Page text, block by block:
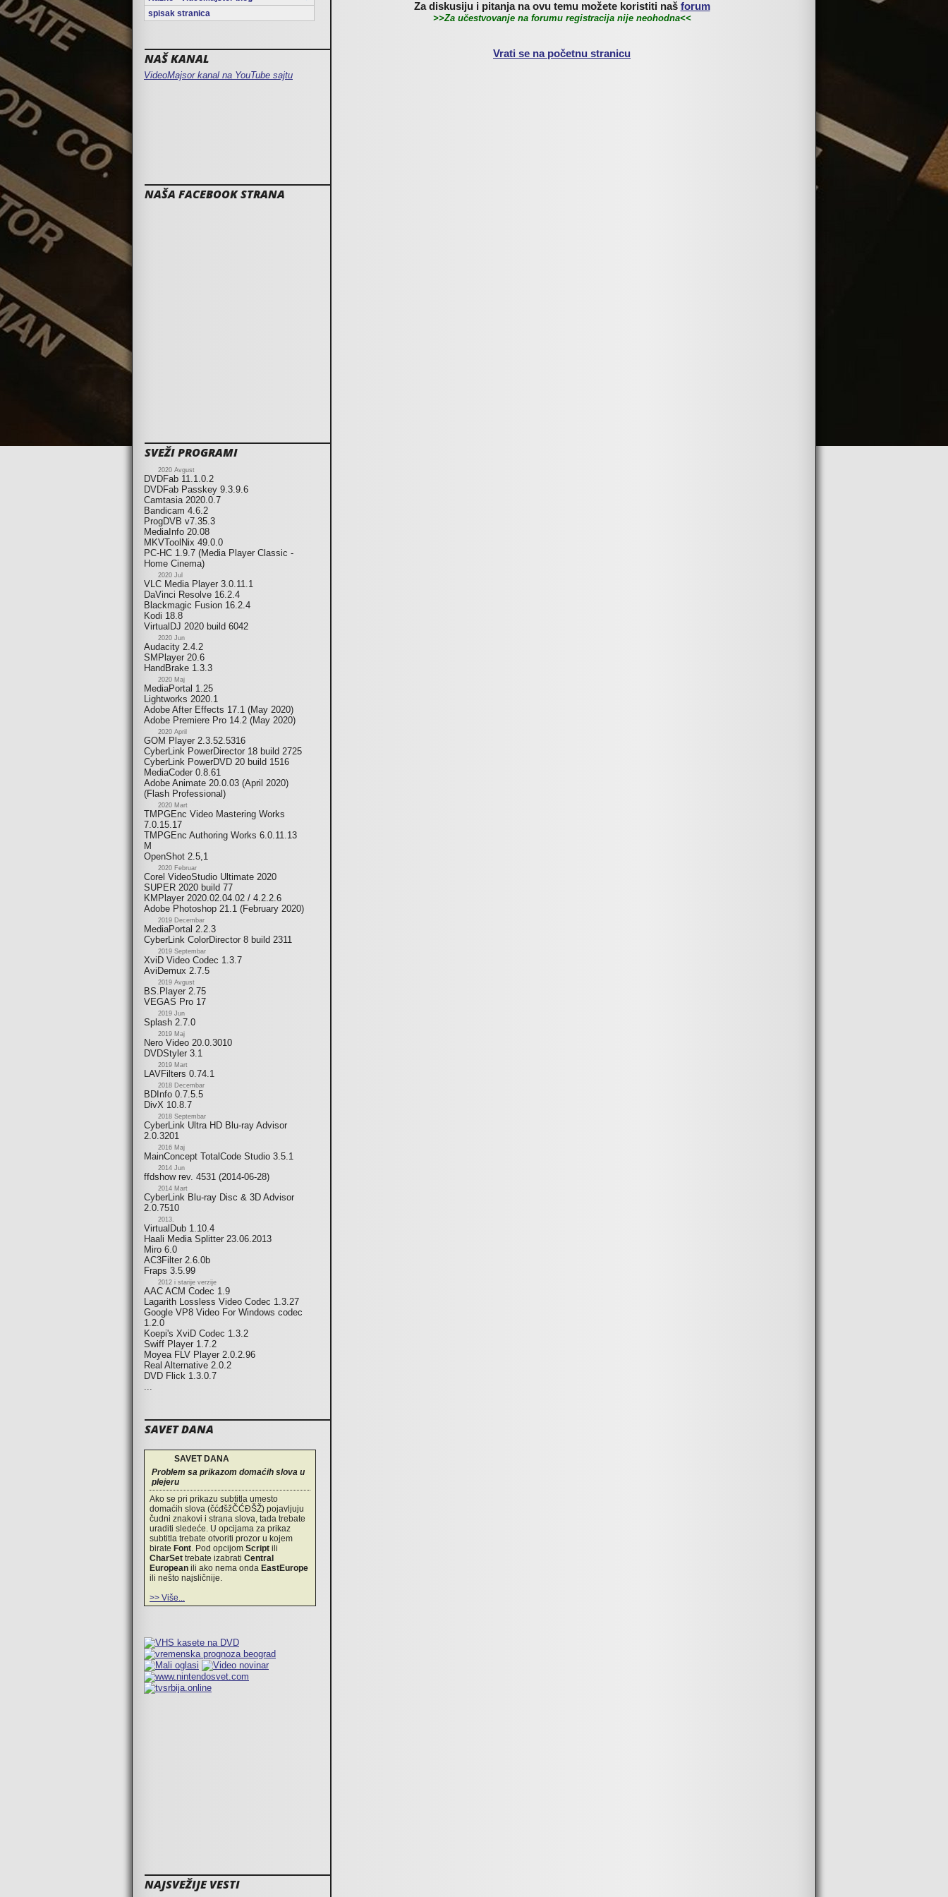
spisak stranica
NAŠ KANAL
VideoMajsor kanal na YouTube sajtu
NAŠA FACEBOOK STRANA
SVEŽI PROGRAMI
2020 Avgust
DVDFab 11.1.0.2
DVDFab Passkey 9.3.9.6
Camtasia 2020.0.7
Bandicam 4.6.2
ProgDVB v7.35.3
MediaInfo 20.08
MKVToolNix 49.0.0
PC-HC 1.9.7 (Media Player Classic -
Home Cinema)
2020 Jul
VLC Media Player 3.0.11.1
DaVinci Resolve 16.2.4
Blackmagic Fusion 16.2.4
Kodi 18.8
VirtualDJ 2020 build 6042
2020 Jun
Audacity 2.4.2
SMPlayer 20.6
HandBrake 1.3.3
2020 Maj
MediaPortal 1.25
Lightworks 2020.1
Adobe After Effects 17.1 (May 2020)
Adobe Premiere Pro 14.2 (May 2020)
2020 April
GOM Player 2.3.52.5316
CyberLink PowerDirector 18 build 2725
CyberLink PowerDVD 20 build 1516
MediaCoder 0.8.61
Adobe Animate 20.0.03 (April 2020)
(Flash Professional)
2020 Mart
TMPGEnc Video Mastering Works
7.0.15.17
TMPGEnc Authoring Works 6.0.11.13
M
OpenShot 2.5,1
2020 Februar
Corel VideoStudio Ultimate 2020
SUPER 2020 build 77
KMPlayer 2020.02.04.02 / 4.2.2.6
Adobe Photoshop 21.1 (February 2020)
2019 Decembar
MediaPortal 2.2.3
CyberLink ColorDirector 8 build 2311
2019 Septembar
XviD Video Codec 1.3.7
AviDemux 2.7.5
2019 Avgust
BS.Player 2.75
VEGAS Pro 17
2019 Jun
Splash 2.7.0
2019 Maj
Nero Video 20.0.3010
DVDStyler 3.1
2019 Mart
LAVFilters 0.74.1
2018 Decembar
BDInfo 0.7.5.5
DivX 10.8.7
2018 Septembar
CyberLink Ultra HD Blu-ray Advisor
2.0.3201
2016 Maj
MainConcept TotalCode Studio 3.5.1
2014 Jun
ffdshow rev. 4531 (2014-06-28)
2014 Mart
CyberLink Blu-ray Disc & 3D Advisor
2.0.7510
2013.
VirtualDub 1.10.4
Haali Media Splitter 23.06.2013
Miro 6.0
AC3Filter 2.6.0b
Fraps 3.5.99
2012 i starije verzije
AAC ACM Codec 1.9
Lagarith Lossless Video Codec 1.3.27
Google VP8 Video For Windows codec
1.2.0
Koepi's XviD Codec 1.3.2
Swiff Player 1.7.2
Moyea FLV Player 2.0.2.96
Real Alternative 2.0.2
DVD Flick 1.3.0.7
...
SAVET DANA
SAVET DANA
Problem sa prikazom domaćih slova u
plejeru
Ako se pri prikazu subtitla umesto
domaćih slova (čćđšžČĆĐŠŽ) pojavljuju
čudni znakovi i strana slova, tada trebate
uraditi sledeće. U opcijama za prikaz
subtitla trebate otvoriti prozor u kojem
birate Font. Pod opcijom Script ili
CharSet trebate izabrati Central
European ili ako nema onda EastEurope
ili nešto najsličnije.
>> Više...
NAJSVEŽIJE VESTI
Za diskusiju i pitanja na ovu temu možete koristiti naš forum
>>Za učestvovanje na forumu registracija nije neohodna<<
Vrati se na početnu stranicu